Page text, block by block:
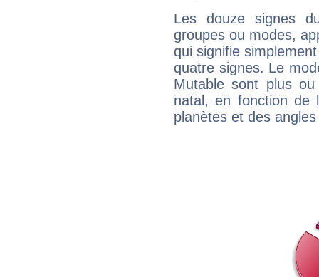
Les douze signes
groupes ou modes,
qui signifie
quatre signes. Le
Mutable sont plus
natal, en fonction de
planètes et des